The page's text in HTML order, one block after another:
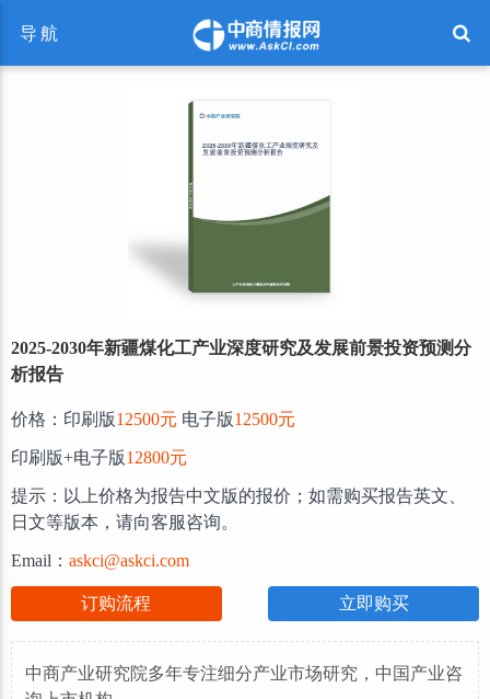
导航
2025-2030年新疆煤化工产业深度研究及发展前景投资预测分
析报告
价格：印刷版12500元 电子版12500元
印刷版+电子版12800元
提示：以上价格为报告中文版的报价；如需购买报告英文、
日文等版本，请向客服咨询。
Email： askci@askci.com
订购流程 立即购买
中商产业研究院多年专注细分产业市场研究，中国产业咨